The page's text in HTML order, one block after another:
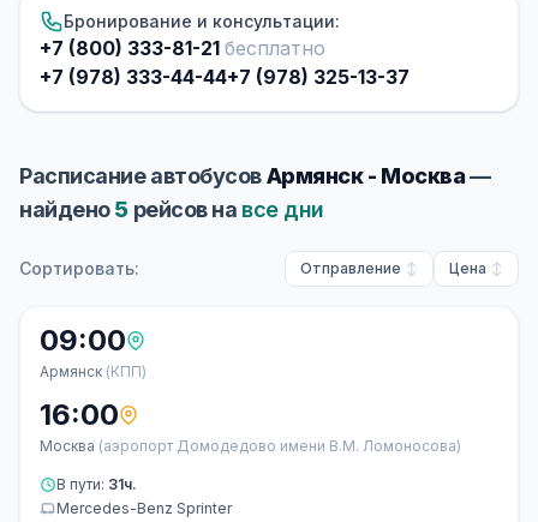
Бронирование и консультации:
+7 (800) 333-81-21 бесплатно
+7 (978) 333-44-44+7 (978) 325-13-37
Расписание автобусовАрмянск - Москва—
найдено5 рейсов на все дни
Сортировать: Отправление Цена
09:00
Армянск (КПП)
16:00
Москва (аэропорт Домодедово имени В.М. Ломоносова)
В пути: 31ч.
Mercedes-Benz Sprinter